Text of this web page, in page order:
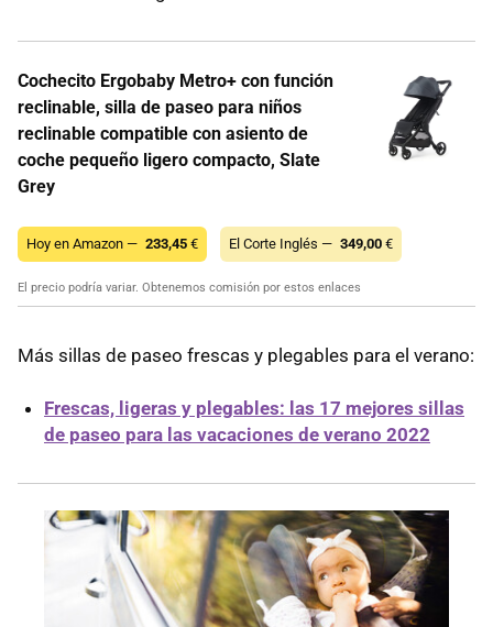
Cochecito Ergobaby Metro+ con función
reclinable, silla de paseo para niños
reclinable compatible con asiento de
coche pequeño ligero compacto, Slate
Grey
Hoy en Amazon — 233,45 € El Corte Inglés — 349,00 €
El precio podría variar. Obtenemos comisión por estos enlaces
Más sillas de paseo frescas y plegables para el verano:
Frescas, ligeras y plegables: las 17 mejores sillas
de paseo para las vacaciones de verano 2022